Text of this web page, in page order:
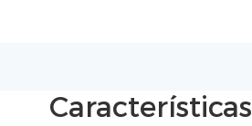
Características